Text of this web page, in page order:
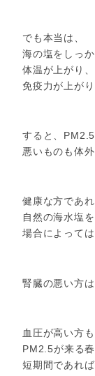
でも本当は、
海の塩をしっ
体温が上がり
免疫力が上がり
すると、
悪いものも体
健康な方であれ
自然の海水塩
場合によっては
腎臓の悪い方
血圧が高い方も
PM2.5が来る春
短期間であれ